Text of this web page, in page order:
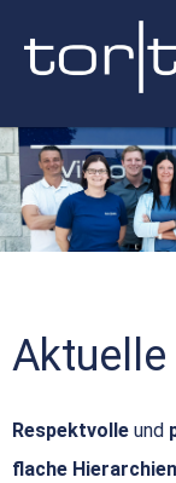
Respektvolle und
flache